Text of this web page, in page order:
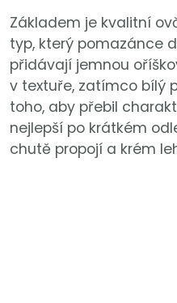
Základem je kvalitní
typ, který pomazánce
přidávají jemnou
v textuře, zatímco bílý
toho, aby přebil
nejlepší po krátkém
chutě propojí a krém